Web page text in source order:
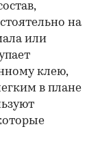
на
или
клею,
в плане